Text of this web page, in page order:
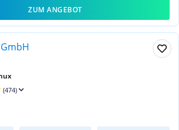
ZUM ANGEBOT
(474)